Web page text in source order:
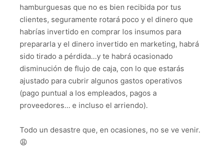
hamburguesas que no es bien recibida por tus
clientes, seguramente rotará poco y el dinero que
habrías invertido en comprar los insumos para
prepararla y el dinero invertido en marketing, habrá
sido tirado a pérdida…y te habrá ocasionado
disminución de flujo de caja, con lo que estarás
ajustado para cubrir algunos gastos operativos
(pago puntual a los empleados, pagos a
proveedores… e incluso el arriendo).
Todo un desastre que, en ocasiones, no se ve venir.
😩